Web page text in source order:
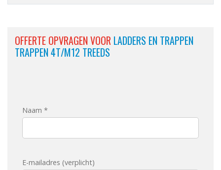
OFFERTE OPVRAGEN VOOR LADDERS EN TRAPPEN
TRAPPEN 4T/M12 TREEDS
Naam *
E-mailadres (verplicht)